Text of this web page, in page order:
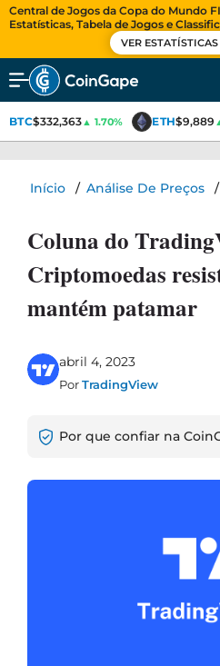
Central de Jogos da Copa do Mundo
Estatísticas, Tabela de Jogos e
VER
BTC$332,363▲ 1.70% ETH$9,889
Início / Análise De Preços /
Coluna do
Criptomoedas
mantém patamar
abril 4, 2023
PorTradingView
Por que confiar na